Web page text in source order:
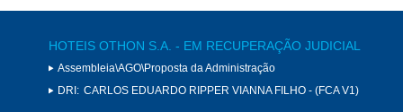
HOTEIS OTHON S.A. - EM RECUPERAÇÃO JUDICIAL
Assembleia\AGO\Proposta da Administração
DRI: CARLOS EDUARDO RIPPER VIANNA FILHO - (FCA V1)